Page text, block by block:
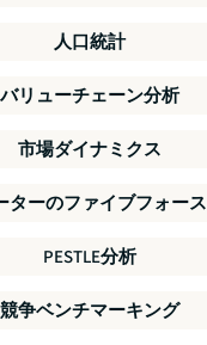
人口統計
バリューチェーン分析
市場ダイナミクス
ターのファイブフォース
PESTLE分析
競争ベンチマーキング